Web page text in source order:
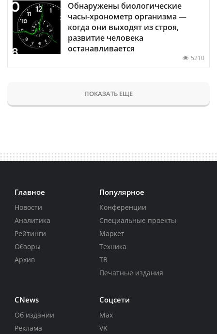
Обнаружены биологические
часы-хронометр организма —
когда они выходят из строя,
развитие человека
останавливается
5210
ПОКАЗАТЬ ЕЩЕ
Главное
Новости
Аналитика
Рейтинги
Обзоры
Архив
Популярное
Конференции
Специальные проекты
Маркет
Техника
ТВ
Печатные издания
CNews
Об издании
Реклама
Соцсети
Max
VK